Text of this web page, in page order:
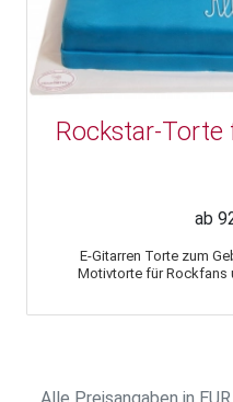
Rockstar-Torte
ab
E-Gitarren Torte zum
Motivtorte für Rockfans